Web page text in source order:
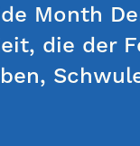
Month
die der